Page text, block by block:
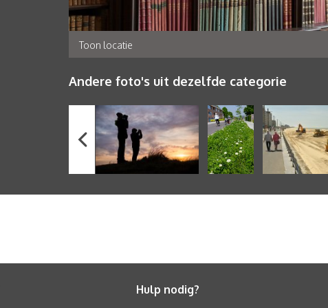
Toon locatie
Andere foto's uit dezelfde categorie
Hulp nodig?